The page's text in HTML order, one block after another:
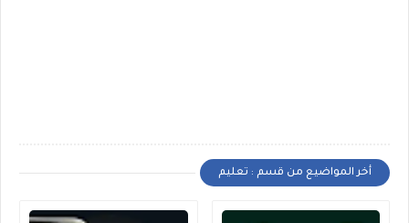
أخر المواضيع من قسم : تعليم